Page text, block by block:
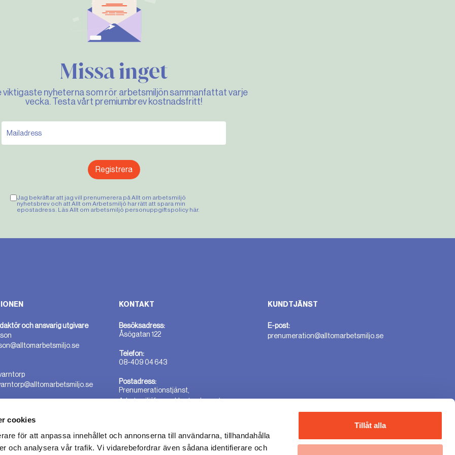
cookies
för att anpassa innehållet och annonserna till användarna, tillhandahålla
och analysera vår trafik. Vi vidarebefordrar även sådana identifierare och
Tillåt alla
Missa inget
viktigaste nyheterna som rör arbetsmiljön sammanfattat varje
vecka. Testa vårt premiumbrev kostnadsfritt!
Registrera
Jag bekräftar att jag vill prenumerera på Allt om arbetsmiljö
nyhetsbrev och att Allt om Arbetsmiljö har rätt att spara min
epostadress. Läs Allt om arbetsmiljö personuppgiftspolicy här.
och ansvarig utgivare
KONTAKT
Besöksadress:
Åsögatan 122
Telefon:
08-409 04 643
Postadress:
Prenumerationstjänst,
Arbetsmiljöforum, Hantverkargatan
KUNDTJÄNST
E-post:
prenumeration@alltomarbetsmiljo.se